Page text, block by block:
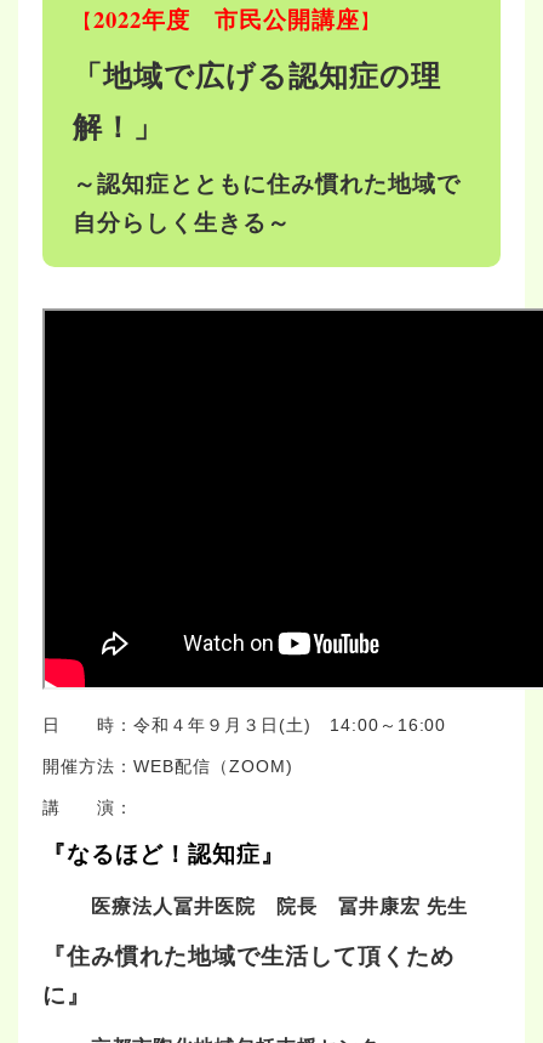
【2022年度 市民公開講座】
「地域で広げる認知症の理
解！」
～認知症とともに住み慣れた地域で
自分らしく生きる～
日 時：令和４年９月３日(土) 14:00～16:00
開催方法：WEB配信（ZOOM)
講 演：
『なるほど！認知症』
医療法人冨井医院 院長 冨井康宏 先生
『住み慣れた地域で生活して頂くため
に』